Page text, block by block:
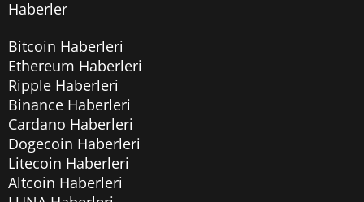
Haberler
Bitcoin Haberleri
Ethereum Haberleri
Ripple Haberleri
Binance Haberleri
Cardano Haberleri
Dogecoin Haberleri
Litecoin Haberleri
Altcoin Haberleri